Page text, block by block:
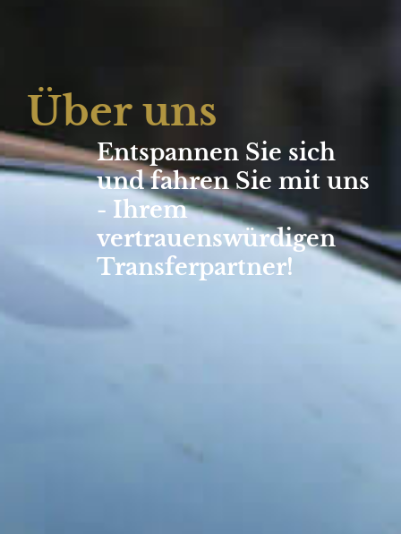
Über uns
Entspannen Sie sich
und fahren Sie mit uns
- Ihrem
vertrauenswürdigen
Transferpartner!